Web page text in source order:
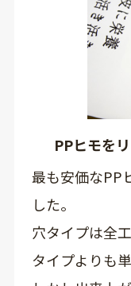
PPヒモを
最も安価なPP
した。
穴タイプは全
タイプよりも